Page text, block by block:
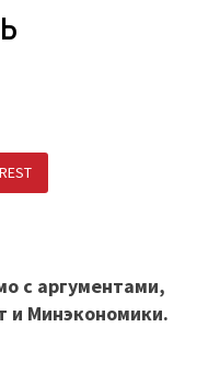
с аргументами,
и Минэкономики.